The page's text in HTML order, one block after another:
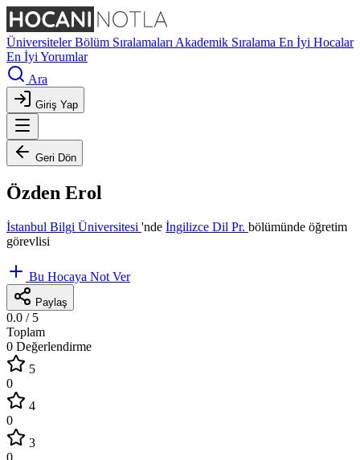
ÜniversitelerBölüm Sıralamaları Akademik Sıralama En İyi Hocalar
En İyi Yorumlar
Ara
Giriş Yap
Geri Dön
Özden Erol
İstanbul Bilgi Üniversitesi 'nde İngilizce Dil Pr. bölümünde öğretim
görevlisi
Bu Hocaya Not Ver
Paylaş
0.0 / 5
Toplam
0 Değerlendirme
5
0
4
0
3
0